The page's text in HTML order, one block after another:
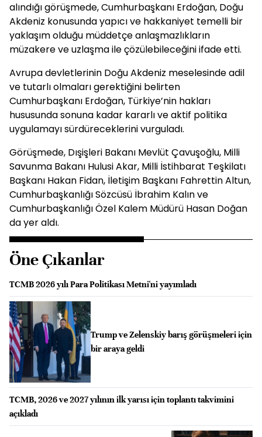
alındığı görüşmede, Cumhurbaşkanı Erdoğan, Doğu
Akdeniz konusunda yapıcı ve hakkaniyet temelli bir
yaklaşım olduğu müddetçe anlaşmazlıkların
müzakere ve uzlaşma ile çözülebileceğini ifade etti.
Avrupa devletlerinin Doğu Akdeniz meselesinde adil
ve tutarlı olmaları gerektiğini belirten
Cumhurbaşkanı Erdoğan, Türkiye’nin hakları
hususunda sonuna kadar kararlı ve aktif politika
uygulamayı sürdüreceklerini vurguladı.
Görüşmede, Dışişleri Bakanı Mevlüt Çavuşoğlu, Milli
Savunma Bakanı Hulusi Akar, Milli İstihbarat Teşkilatı
Başkanı Hakan Fidan, İletişim Başkanı Fahrettin Altun,
Cumhurbaşkanlığı Sözcüsü İbrahim Kalın ve
Cumhurbaşkanlığı Özel Kalem Müdürü Hasan Doğan
da yer aldı.
Öne Çıkanlar
TCMB 2026 yılı Para Politikası Metni'ni yayımladı
Trump ve Zelenskiy barış görüşmeleri için
bir araya geldi
TCMB, 2026 ve 2027 yılının ilk yarısı için toplantı takvimini
açıkladı